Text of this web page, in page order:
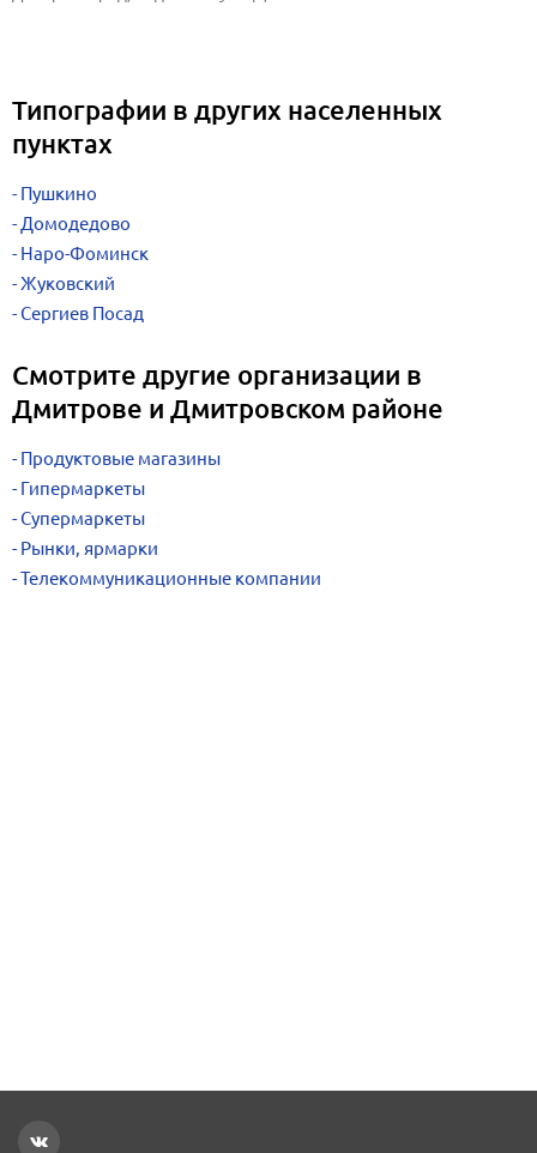
Типографии в других населенных
пунктах
Пушкино
Домодедово
Наро-Фоминск
Жуковский
Сергиев Посад
Смотрите другие организации в
Дмитрове и Дмитровском районе
Продуктовые магазины
Гипермаркеты
Супермаркеты
Рынки, ярмарки
Телекоммуникационные компании